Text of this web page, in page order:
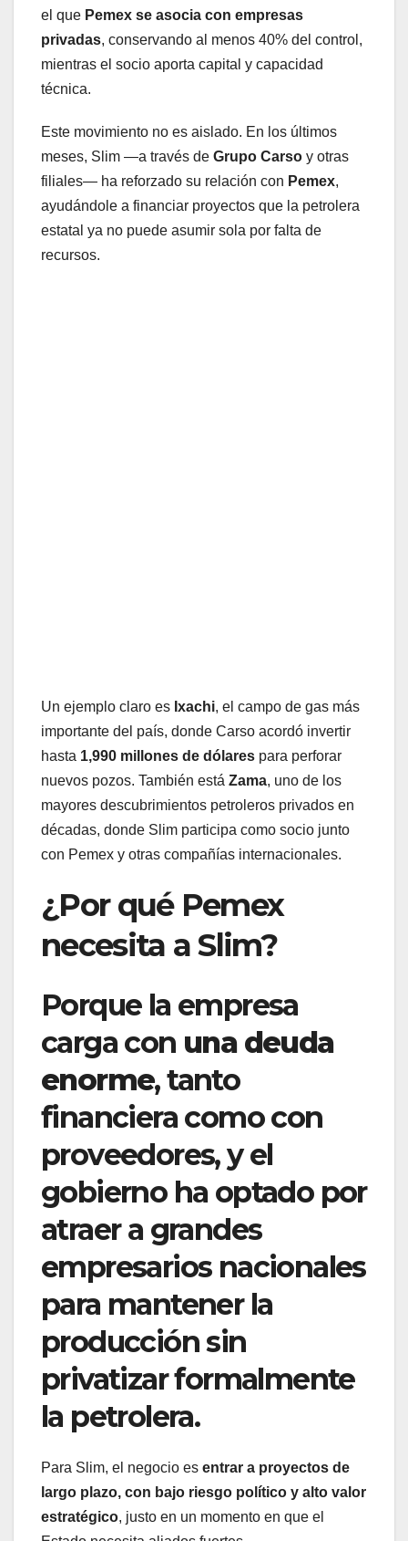
el que Pemex se asocia con empresas
privadas, conservando al menos 40% del control,
mientras el socio aporta capital y capacidad
técnica.
Este movimiento no es aislado. En los últimos
meses, Slim —a través de Grupo Carso y otras
filiales— ha reforzado su relación con Pemex,
ayudándole a financiar proyectos que la petrolera
estatal ya no puede asumir sola por falta de
recursos.
Un ejemplo claro es Ixachi, el campo de gas más
importante del país, donde Carso acordó invertir
hasta 1,990 millones de dólares para perforar
nuevos pozos. También está Zama, uno de los
mayores descubrimientos petroleros privados en
décadas, donde Slim participa como socio junto
con Pemex y otras compañías internacionales.
¿Por qué Pemex
necesita a Slim?
Porque la empresa
carga con una deuda
enorme, tanto
financiera como con
proveedores, y el
gobierno ha optado por
atraer a grandes
empresarios nacionales
para mantener la
producción sin
privatizar formalmente
la petrolera.
Para Slim, el negocio es entrar a proyectos de
largo plazo, con bajo riesgo político y alto valor
estratégico, justo en un momento en que el